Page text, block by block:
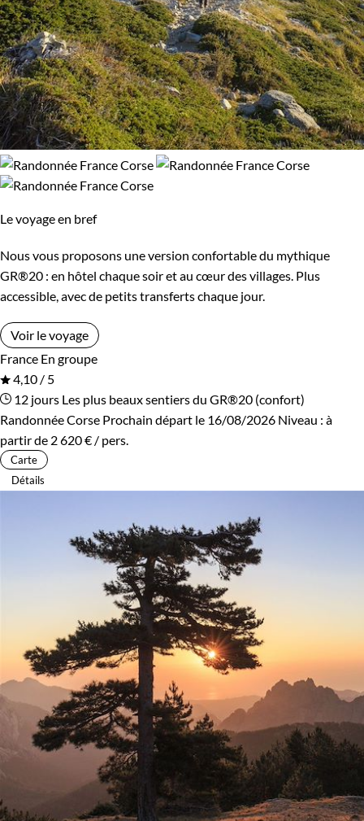
Le voyage en bref
Nous vous proposons une version confortable du mythique
GR®20 : en hôtel chaque soir et au cœur des villages. Plus
accessible, avec de petits transferts chaque jour.
Voir le voyage
France En groupe
4,10 / 5
12 jours Les plus beaux sentiers du GR®20 (confort)
Randonnée Corse Prochain départ le 16/08/2026 Niveau : à
partir de 2 620 € / pers.
Carte
Détails